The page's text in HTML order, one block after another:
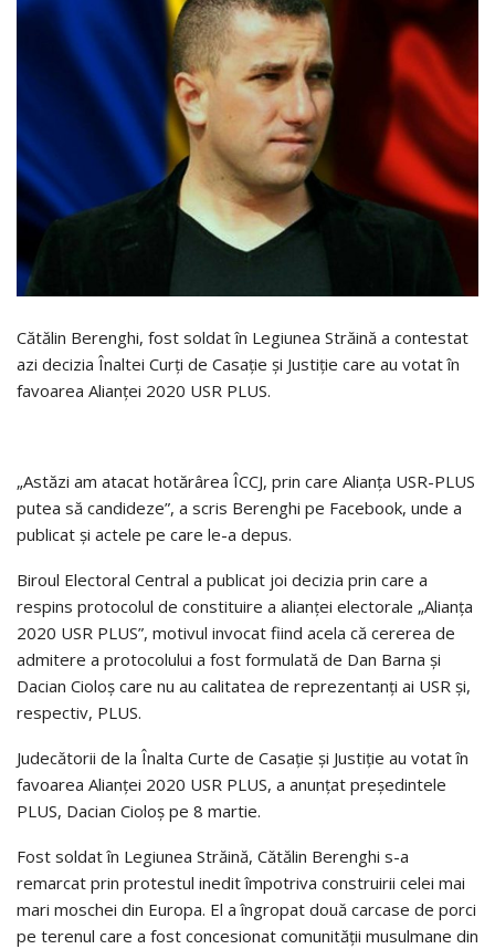
Cătălin Berenghi, fost soldat în Legiunea Străină a contestat
azi decizia Înaltei Curți de Casație și Justiție care au votat în
favoarea Alianţei 2020 USR PLUS.
„Astăzi am atacat hotărârea ÎCCJ, prin care Alianța USR-PLUS
putea să candideze”, a scris Berenghi pe Facebook, unde a
publicat și actele pe care le-a depus.
Biroul Electoral Central a publicat joi decizia prin care a
respins protocolul de constituire a alianţei electorale „Alianţa
2020 USR PLUS”, motivul invocat fiind acela că cererea de
admitere a protocolului a fost formulată de Dan Barna şi
Dacian Cioloş care nu au calitatea de reprezentanţi ai USR şi,
respectiv, PLUS.
Judecătorii de la Înalta Curte de Casaţie şi Justiţie au votat în
favoarea Alianţei 2020 USR PLUS, a anunţat preşedintele
PLUS, Dacian Cioloș pe 8 martie.
Fost soldat în Legiunea Străină, Cătălin Berenghi s-a
remarcat prin protestul inedit împotriva construirii celei mai
mari moschei din Europa. El a îngropat două carcase de porci
pe terenul care a fost concesionat comunităţii musulmane din